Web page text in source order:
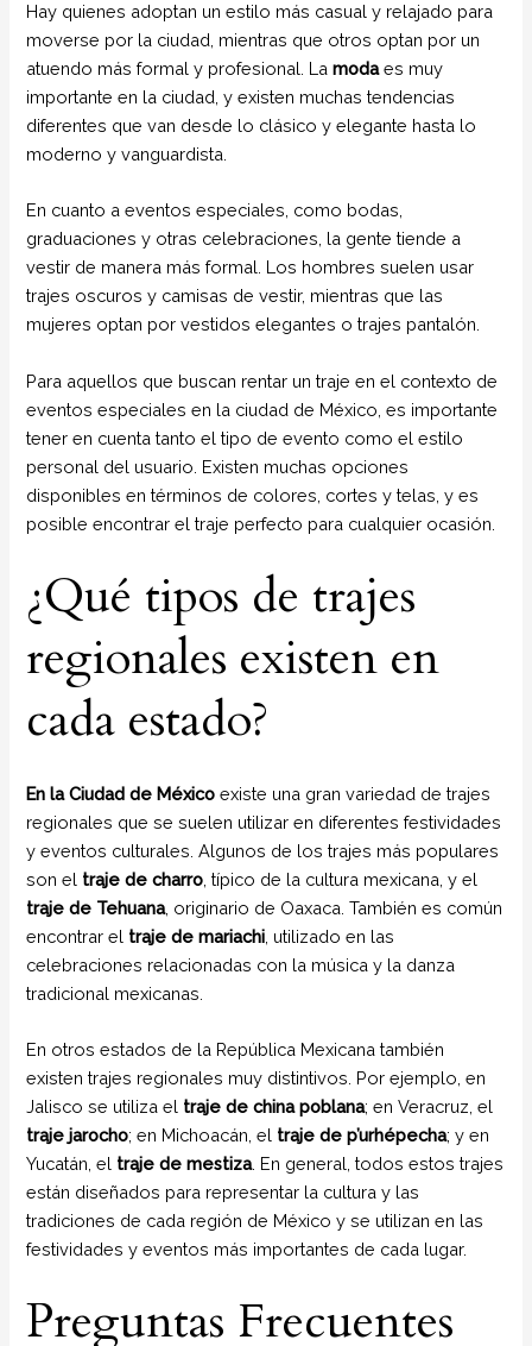
Hay quienes adoptan un estilo más casual y relajado para
moverse por la ciudad, mientras que otros optan por un
atuendo más formal y profesional. Lamodaes muy
importante en la ciudad, y existen muchas tendencias
diferentes que van desde lo clásico y elegante hasta lo
moderno y vanguardista.
En cuanto a eventos especiales, como bodas,
graduaciones y otras celebraciones, la gente tiende a
vestir de manera más formal. Los hombres suelen usar
trajes oscuros y camisas de vestir, mientras que las
mujeres optan por vestidos elegantes o trajes pantalón.
Para aquellos que buscan rentar un traje en el contexto de
eventos especiales en la ciudad de México, es importante
tener en cuenta tanto el tipo de evento como el estilo
personal del usuario. Existen muchas opciones
disponibles en términos de colores, cortes y telas, y es
posible encontrar el traje perfecto para cualquier ocasión.
¿Qué tipos de trajes
regionales existen en
cada estado?
En la Ciudad de México existe una gran variedad de trajes
regionales que se suelen utilizar en diferentes festividades
y eventos culturales. Algunos de los trajes más populares
son el traje de charro , típico de la cultura mexicana, y el
traje de Tehuana, originario de Oaxaca. También es común
encontrar el traje de mariachi , utilizado en las
celebraciones relacionadas con la música y la danza
tradicional mexicanas.
En otros estados de la República Mexicana también
existen trajes regionales muy distintivos. Por ejemplo, en
Jalisco se utiliza el traje de china poblana; en Veracruz, el
traje jarocho; en Michoacán, el traje de p’urhépecha; y en
Yucatán, el traje de mestiza. En general, todos estos trajes
están diseñados para representar la cultura y las
tradiciones de cada región de México y se utilizan en las
festividades y eventos más importantes de cada lugar.
Preguntas Frecuentes